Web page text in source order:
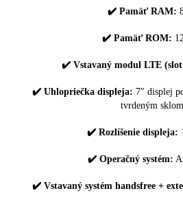
✔️ Pamäť RAM:
✔️ Pamäť ROM:
✔️ Vstavaný modul LTE
✔️ Uhlopriečka displeja: 7″ displej
tvrdeným
✔️ Rozlíšenie displeja:
✔️ Operačný systém:
✔️ Vstavaný systém handsfree +